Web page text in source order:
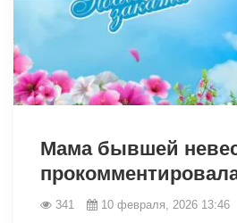
Мама бывшей
341 10 февраля, 2026 13:46